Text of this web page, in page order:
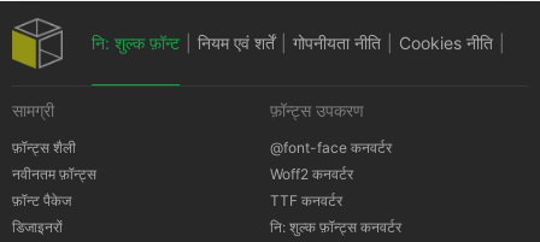
नि: शुल्क फ़ॉन्ट नियम एवं शर्तें गोपनीयता नीति Cookies नीति
सामग्री
फ़ॉन्ट्स शैली
नवीनतम फ़ॉन्ट्स
फ़ॉन्ट पैकेज
डिजाइनरों
फ़ॉन्ट्स उपकरण
@font-face कनवर्टर
Woff2 कनवर्टर
TTF कनवर्टर
नि: शुल्क फ़ॉन्ट्स कनवर्टर